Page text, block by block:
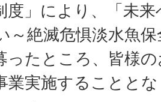
度」により、「未
～絶滅危惧淡水魚
ったところ、皆様
業実施することと